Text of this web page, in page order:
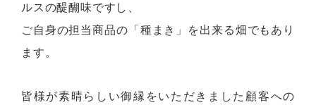
ルスの醍醐味ですし、
ご自身の担当商品の「種まき」を出来る畑でもあり
ます。
皆様が素晴らしい御縁をいただきました顧客への